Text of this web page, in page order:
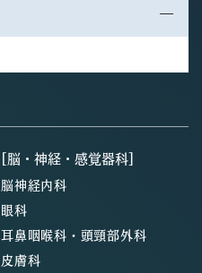
[脳・神経・感覚器科]
脳神経内科
眼科
耳鼻咽喉科・頭頸部外科
皮膚科